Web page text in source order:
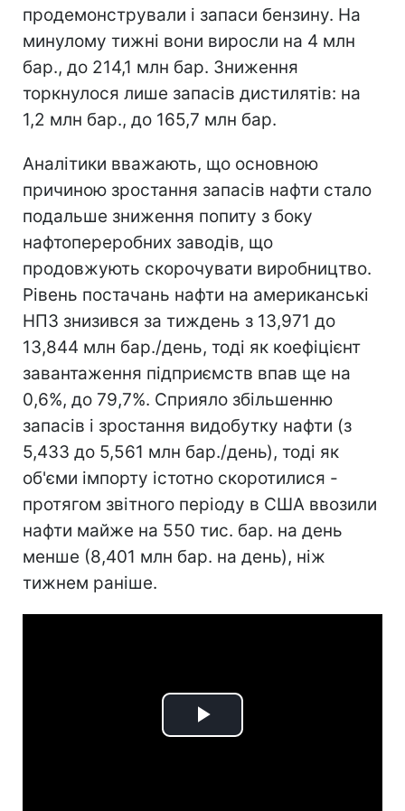
продемонстрували і запаси бензину. На
минулому тижні вони виросли на 4 млн
бар., до 214,1 млн бар. Зниження
торкнулося лише запасів дистилятів: на
1,2 млн бар., до 165,7 млн бар.
Аналітики вважають, що основною
причиною зростання запасів нафти стало
подальше зниження попиту з боку
нафтопереробних заводів, що
продовжують скорочувати виробництво.
Рівень постачань нафти на американські
НПЗ знизився за тиждень з 13,971 до
13,844 млн бар./день, тоді як коефіцієнт
завантаження підприємств впав ще на
0,6%, до 79,7%. Сприяло збільшенню
запасів і зростання видобутку нафти (з
5,433 до 5,561 млн бар./день), тоді як
об'єми імпорту істотно скоротилися -
протягом звітного періоду в США ввозили
нафти майже на 550 тис. бар. на день
менше (8,401 млн бар. на день), ніж
тижнем раніше.
Play